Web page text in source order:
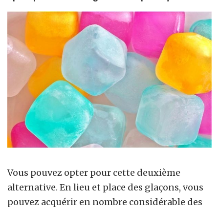
Vous pouvez opter pour cette deuxième
alternative. En lieu et place des glaçons, vous
pouvez acquérir en nombre considérable des